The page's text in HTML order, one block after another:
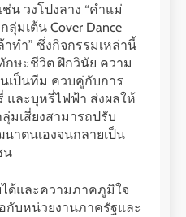
น วงโปงลาง “คำแม่
มเต้น Cover Dance
ทำ” ซึ่งกิจกรรมเหล่านี้
กษะชีวิต ฝึกวินัย ความ
เป็นทีม ควบคู่กับการ
และบุหรี่ไฟฟ้า ส่งผลให้
มเสี่ยงสามารถปรับ
าตนเองจนกลายเป็น
น
ได้และความภาคภูมิใจ
กับหน่วยงานภาครัฐและ